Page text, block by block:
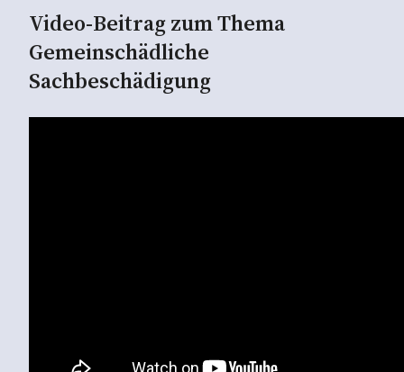
Video-Beitrag zum Thema
Gemeinschädliche
Sachbeschädigung